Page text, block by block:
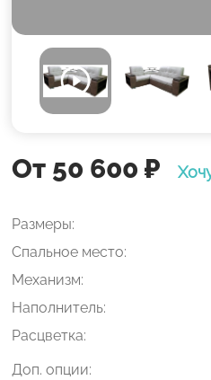
От 50 600 ₽
Размеры:
Спальное место:
Механизм:
Наполнитель:
Расцветка:
Доп. опции: